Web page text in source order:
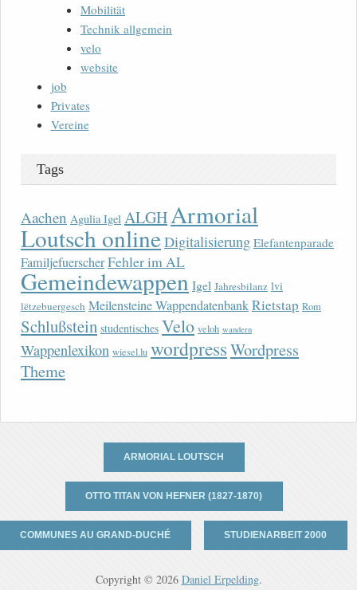
Mobilität
Technik allgemein
velo
website
job
Privates
Vereine
Tags
Aachen Agulia Igel ALGHArmorial
Loutsch onlineDigitalisierung Elefantenparade
FamiljefuerscherFehler im AL
Gemeindewappen Igel Jahresbilanz lvi
lëtzebuergesch Meilensteine WappendatenbankRietstap Rom
Schlußstein studentisches Velo veloh wandern
Wappenlexikon wiesel.lu wordpressWordpress
Theme
ARMORIAL LOUTSCH
OTTO TITAN VON HEFNER (1827-1870)
COMMUNES AU GRAND-DUCHÉ STUDIENARBEIT 2000
Copyright © 2026 Daniel Erpelding.